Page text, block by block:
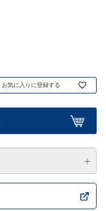
お気に入りに登録する